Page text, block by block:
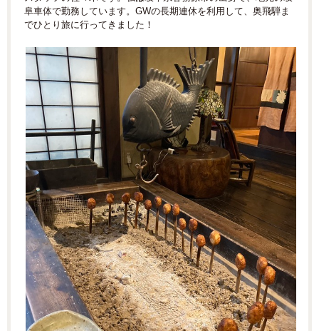
阜車体で勤務しています。GWの長期連休を利用して、奥飛騨ま
でひとり旅に行ってきました！